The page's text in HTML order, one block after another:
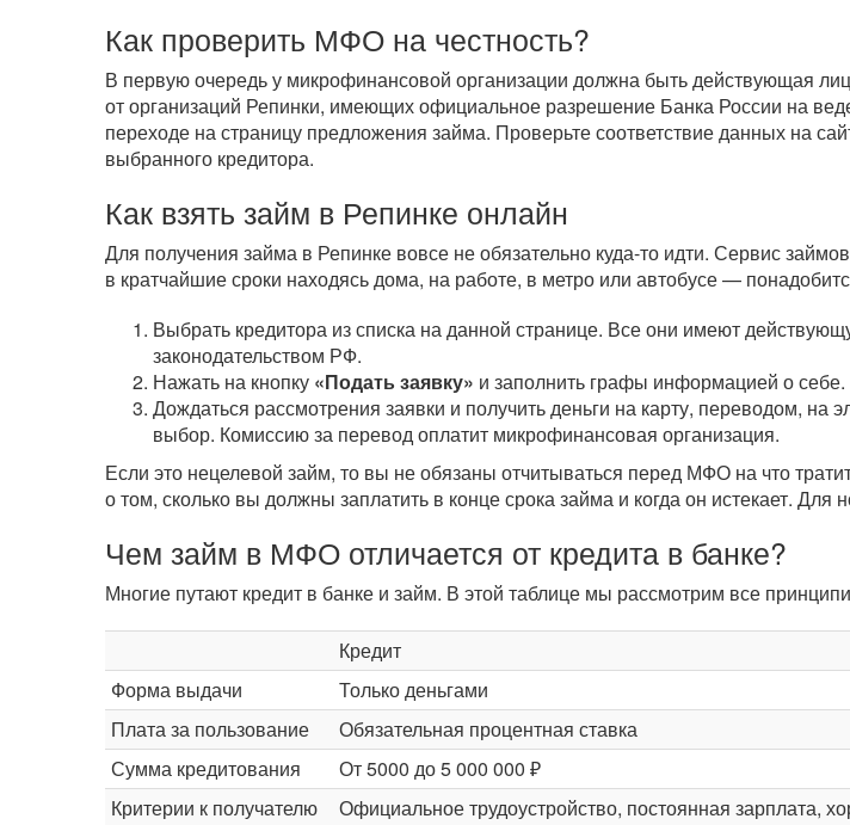
Как проверить МФО на честность?
В первую очередь у микрофинансовой организации должна быть действующая
от организаций Репинки, имеющих официальное разрешение Банка России на
переходе на страницу предложения займа. Проверьте соответствие данных на
выбранного кредитора.
Как взять займ в Репинке онлайн
Для получения займа в Репинке вовсе не обязательно куда-тоидти. Сервис займов
в кратчайшие сроки находясь дома, на работе, в метро или автобусе —
Выбрать кредитора из списка на данной странице. Все они имеют
законодательством РФ.
Нажать на кнопку «Подать заявку» и заполнить графы информацией о себе.
Дождаться рассмотрения заявки и получить деньги на карту, переводом,
выбор. Комиссию за перевод оплатит микрофинансовая организация.
Если это нецелевой займ, то вы не обязаны отчитываться перед МФО на что
о том, сколько вы должны заплатить в конце срока займа и когда он истекает.
Чем займ в МФО отличается от кредита в банке?
Многие путают кредит в банке и займ. В этой таблице мы рассмотрим все
Кредит
Форма выдачи
Только деньгами
Плата за пользование
Обязательная процентная ставка
Сумма кредитования
От 5000 до 5 000 000 ₽
Критерии к получателю
Официальное трудоустройство, постоянная зарплата,